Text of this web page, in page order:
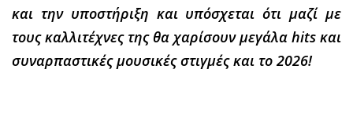
και την υποστήριξη και υπόσχεται ότι μαζί με
τους καλλιτέχνες της θα χαρίσουν μεγάλα hits και
συναρπαστικές μουσικές στιγμές και το 2026!